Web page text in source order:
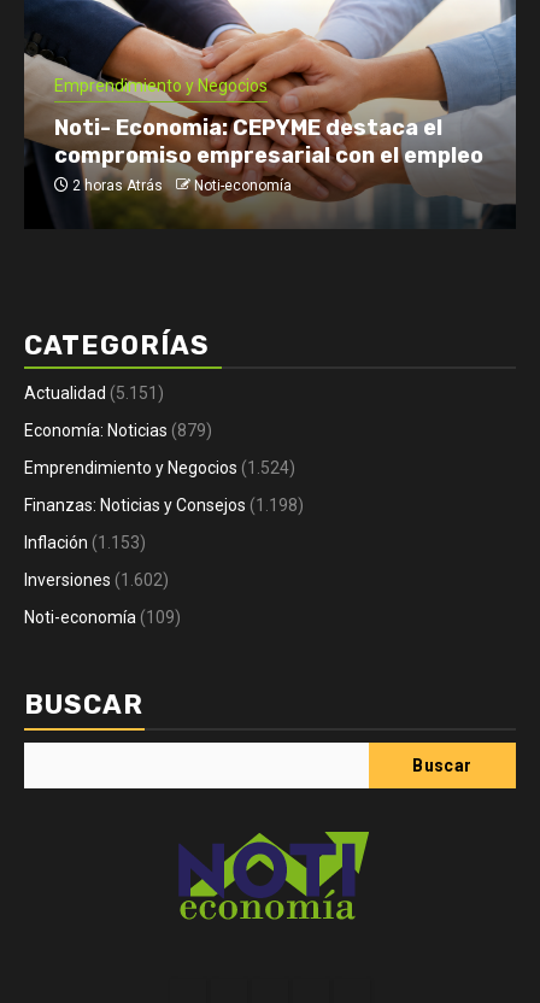
Economía: Noticias Emprendimiento y Negocios
Finanzas: Noticias y Consejos Inversiones
Tomás Rebord EN VIVO: dónde verlo, a
qué hora y por qué es tendencia
1 día Atrás Noti-economía
CATEGORÍAS
Actualidad (5.151)
Economía: Noticias (879)
Emprendimiento y Negocios (1.524)
Finanzas: Noticias y Consejos (1.198)
Inflación (1.153)
Inversiones (1.602)
Noti-economía (109)
BUSCAR
Buscar